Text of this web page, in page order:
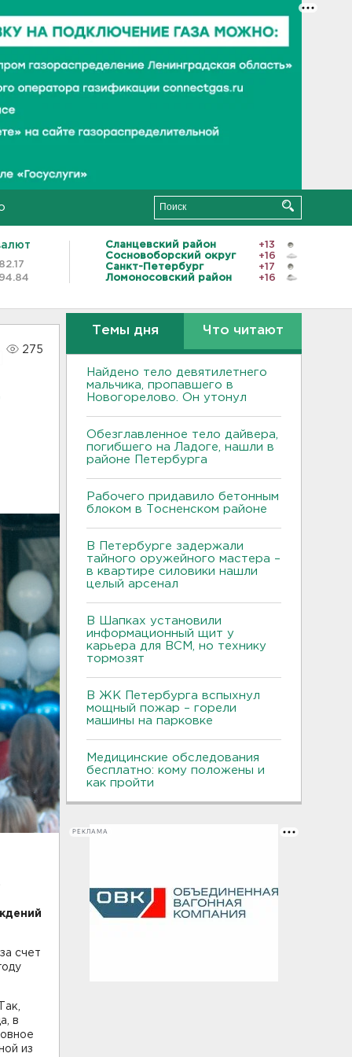
82.17
94.84
Сланцевский район
+13
Сосновоборский округ
+16
Санкт-Петербург
+17
Ломоносовский район
+16
275
счет
в
из
Темы дня Что читают
Найдено тело девятилетнего
мальчика, пропавшего в
Новогорелово. Он утонул
Обезглавленное тело дайвера,
погибшего на Ладоге, нашли в
районе Петербурга
Рабочего придавило бетонным
блоком в Тосненском районе
В Петербурге задержали
тайного оружейного мастера –
в квартире силовики нашли
целый арсенал
В Шапках установили
информационный щит у
карьера для ВСМ, но технику
тормозят
В ЖК Петербурга вспыхнул
мощный пожар – горели
машины на парковке
Медицинские обследования
бесплатно: кому положены и
как пройти
РЕКЛАМА